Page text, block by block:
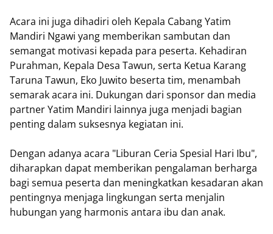
Acara ini juga dihadiri oleh Kepala Cabang Yatim
Mandiri Ngawi yang memberikan sambutan dan
semangat motivasi kepada para peserta. Kehadiran
Purahman, Kepala Desa Tawun, serta Ketua Karang
Taruna Tawun, Eko Juwito beserta tim, menambah
semarak acara ini. Dukungan dari sponsor dan media
partner Yatim Mandiri lainnya juga menjadi bagian
penting dalam suksesnya kegiatan ini.
Dengan adanya acara "Liburan Ceria Spesial Hari Ibu",
diharapkan dapat memberikan pengalaman berharga
bagi semua peserta dan meningkatkan kesadaran akan
pentingnya menjaga lingkungan serta menjalin
hubungan yang harmonis antara ibu dan anak.